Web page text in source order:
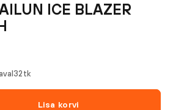
ICE BLAZER
32 tk
Lisa korvi